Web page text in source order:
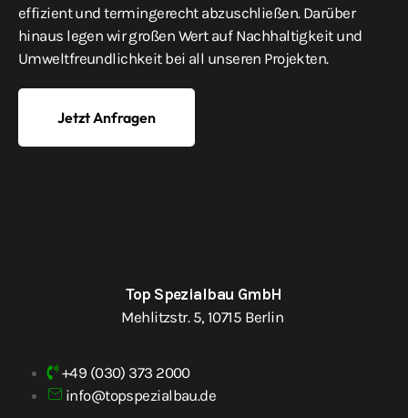
effizient und termingerecht abzuschließen. Darüber
hinaus legen wir großen Wert auf Nachhaltigkeit und
Umweltfreundlichkeit bei all unseren Projekten.
Jetzt Anfragen
Top Spezialbau GmbH
Mehlitzstr. 5, 10715 Berlin
+49 (030) 373 2000
info@topspezialbau.de